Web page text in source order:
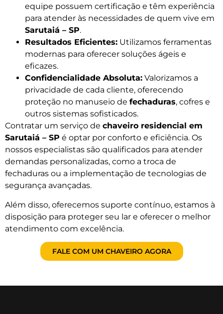
equipe possuem certificação e têm experiência
para atender às necessidades de quem vive em
Sarutaiá – SP.
Resultados Eficientes: Utilizamos ferramentas
modernas para oferecer soluções ágeis e
eficazes.
Confidencialidade Absoluta: Valorizamos a
privacidade de cada cliente, oferecendo
proteção no manuseio de fechaduras, cofres e
outros sistemas sofisticados.
Contratar um serviço de chaveiro residencial em
Sarutaiá – SP é optar por conforto e eficiência. Os
nossos especialistas são qualificados para atender
demandas personalizadas, como a troca de
fechaduras ou a implementação de tecnologias de
segurança avançadas.
Além disso, oferecemos suporte contínuo, estamos à
disposição para proteger seu lar e oferecer o melhor
atendimento com excelência.
FALE COM UM CHAVEIRO AGORA